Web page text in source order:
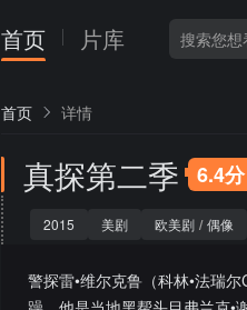
首页 片库
首页 详情
真探第二季 6.4分
2015 美剧 欧美剧 / 偶像
警探雷•维尔克鲁（科林•法瑞